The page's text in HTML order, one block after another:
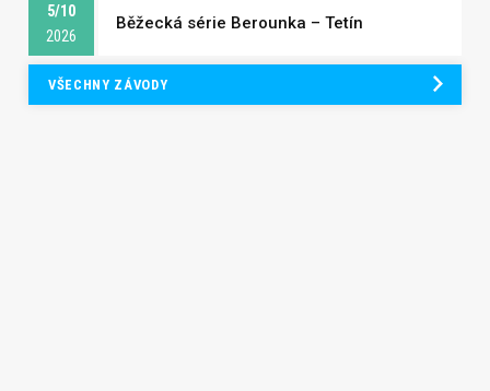
5/10
2026
Běžecká série Berounka – Tetín
VŠECHNY ZÁVODY